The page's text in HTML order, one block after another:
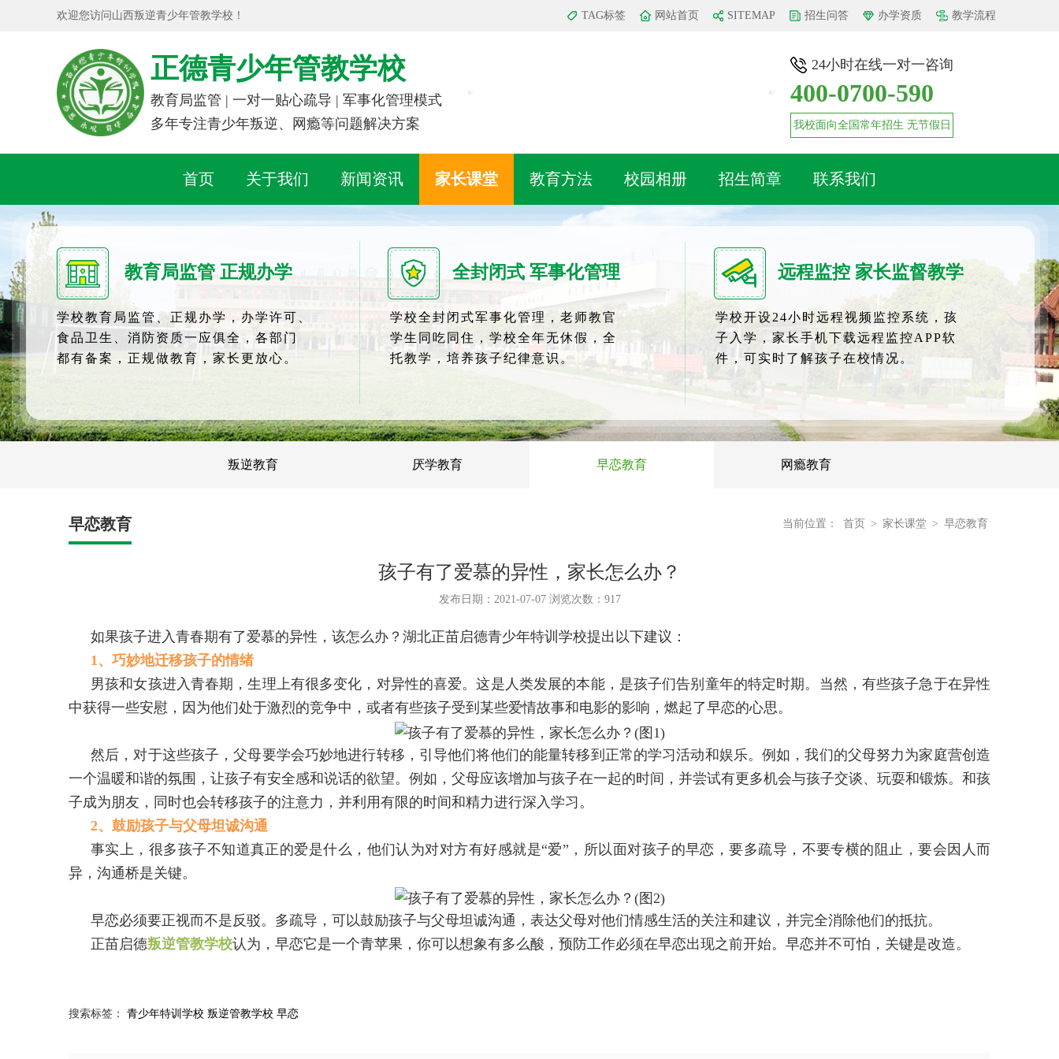
欢迎您访问山西叛逆青少年管教学校！ TAG标签 网站首页 SITEMAP 招生问答 办学资质 教学流程
正德青少年管教学校
教育局监管 | 一对一贴心疏导 | 军事化管理模式
多年专注青少年叛逆、网瘾等问题解决方案
24小时在线一对一咨询
400-0700-590
我校面向全国常年招生 无节假日
首页 关于我们 新闻资讯 家长课堂 教育方法 校园相册 招生简章 联系我们
教育局监管 正规办学
学校教育局监管、正规办学，办学许可、
食品卫生、消防资质一应俱全，各部门
都有备案，正规做教育，家长更放心。
全封闭式 军事化管理
学校全封闭式军事化管理，老师教官
学生同吃同住，学校全年无休假，全
托教学，培养孩子纪律意识。
远程监控 家长监督教学
学校开设24小时远程视频监控系统，孩
子入学，家长手机下载远程监控APP软
件，可实时了解孩子在校情况。
叛逆教育 厌学教育 早恋教育 网瘾教育
早恋教育 当前位置： 首页 > 家长课堂 > 早恋教育
孩子有了爱慕的异性，家长怎么办？
发布日期：2021-07-07 浏览次数： 917
如果孩子进入青春期有了爱慕的异性，该怎么办？湖北正苗启德青少年特训学校提出以下建议：
1、巧妙地迁移孩子的情绪
男孩和女孩进入青春期，生理上有很多变化，对异性的喜爱。这是人类发展的本能，是孩子们告别童年的特定时期。当然，有些孩子急于在异性
中获得一些安慰，因为他们处于激烈的竞争中，或者有些孩子受到某些爱情故事和电影的影响，燃起了早恋的心思。
然后，对于这些孩子，父母要学会巧妙地进行转移，引导他们将他们的能量转移到正常的学习活动和娱乐。例如，我们的父母努力为家庭营创造
一个温暖和谐的氛围，让孩子有安全感和说话的欲望。例如，父母应该增加与孩子在一起的时间，并尝试有更多机会与孩子交谈、玩耍和锻炼。和孩
子成为朋友，同时也会转移孩子的注意力，并利用有限的时间和精力进行深入学习。
2、鼓励孩子与父母坦诚沟通
事实上，很多孩子不知道真正的爱是什么，他们认为对对方有好感就是“爱”，所以面对孩子的早恋，要多疏导，不要专横的阻止，要会因人而
异，沟通桥是关键。
早恋必须要正视而不是反驳。多疏导，可以鼓励孩子与父母坦诚沟通，表达父母对他们情感生活的关注和建议，并完全消除他们的抵抗。
正苗启德叛逆管教学校认为，早恋它是一个青苹果，你可以想象有多么酸，预防工作必须在早恋出现之前开始。早恋并不可怕，关键是改造。
搜索标签： 青少年特训学校 叛逆管教学校 早恋